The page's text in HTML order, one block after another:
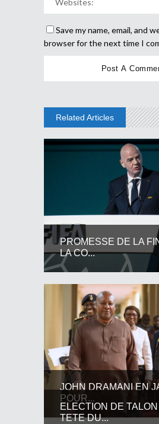
Save my name, email, and
browser for the next time I
Related Articles
PROMESSE DE LA
LA CO...
JOHN DRAMANI EN
POUR...
ELECTION DE TALON
TETE DU...